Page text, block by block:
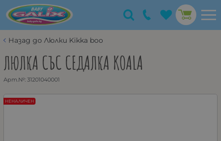
Назад до Люлки Kikka boo
ЛЮЛКА СЪС СЕДАЛКА KOALA
Арт.№: 31201040001
НЕНАЛИЧЕН